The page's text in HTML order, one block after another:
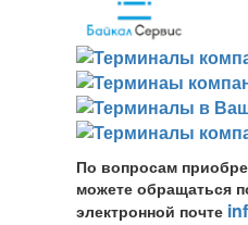
По вопросам
можете обращаться
электронной почте